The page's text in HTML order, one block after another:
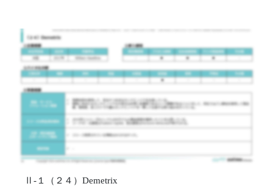
Ⅱ-１（２４）Demetrix